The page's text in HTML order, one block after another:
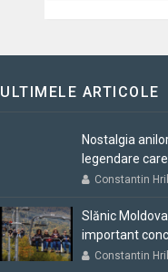
ULTIMELE ARTICOLE
Nostalgia
legendare
Constantin
Slănic
important
Constantin